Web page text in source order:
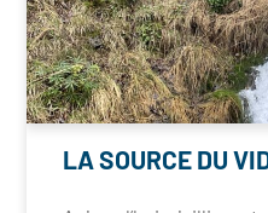
LA SOURCE DU